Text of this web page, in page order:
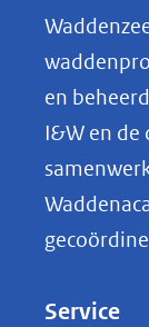
p
en
I&W en de
Service